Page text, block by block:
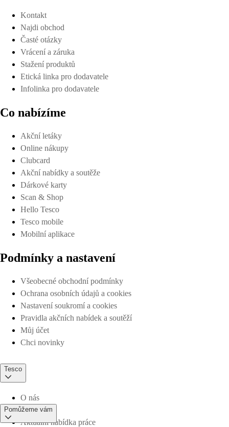
Kontakt
Najdi obchod
Časté otázky
Vrácení a záruka
Stažení produktů
Etická linka pro dodavatele
Infolinka pro dodavatele
Co nabízíme
Akční letáky
Online nákupy
Clubcard
Akční nabídky a soutěže
Dárkové karty
Scan & Shop
Hello Tesco
Tesco mobile
Mobilní aplikace
Podmínky a nastavení
Všeobecné obchodní podmínky
Ochrana osobních údajů a cookies
Nastavení soukromí a cookies
Pravidla akčních nabídek a soutěží
Můj účet
Chci novinky
Tesco
O nás
Aktuální nabídka práce
Pomůžeme vám